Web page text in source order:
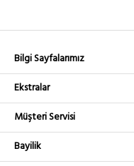
Bilgi Sayfalarımız
Ekstralar
Müşteri Servisi
Bayilik